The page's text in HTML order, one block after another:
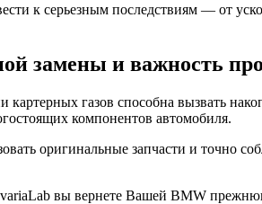
к серьезным последствиям — от
замены и важность
картерных газов способна вызвать
компонентов автомобиля.
оригинальные запчасти и точно
вы вернете Вашей BMW